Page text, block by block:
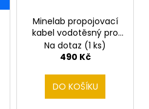
Minelab propojovací
kabel vodotěsný pro
bezdrátová sluchátka
ML80, ML85, ML100 a
Na dotaz (1 ks)
490 Kč
DO KOŠÍKU